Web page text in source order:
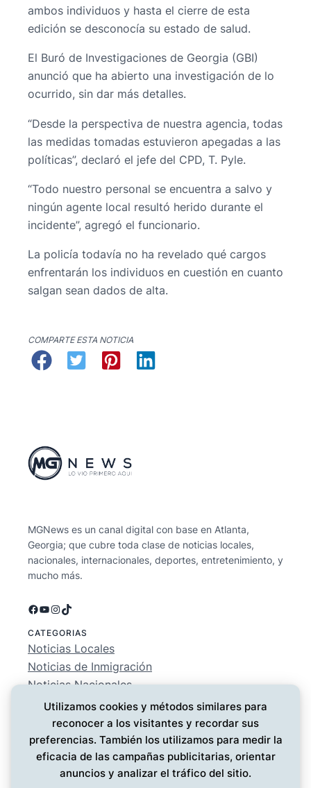
ambos individuos y hasta el cierre de esta
edición se desconocía su estado de salud.
El Buró de Investigaciones de Georgia (GBI)
anunció que ha abierto una investigación de lo
ocurrido, sin dar más detalles.
“Desde la perspectiva de nuestra agencia, todas
las medidas tomadas estuvieron apegadas a las
políticas”, declaró el jefe del CPD, T. Pyle.
“Todo nuestro personal se encuentra a salvo y
ningún agente local resultó herido durante el
incidente”, agregó el funcionario.
La policía todavía no ha revelado qué cargos
enfrentarán los individuos en cuestión en cuanto
salgan sean dados de alta.
COMPARTE ESTA NOTICIA
MGNews es un canal digital con base en Atlanta,
Georgia; que cubre toda clase de noticias locales,
nacionales, internacionales, deportes, entretenimiento, y
mucho más.
Facebook
YouTube
Instagram
TikTok
CATEGORIAS
Noticias Locales
Noticias de Inmigración
Noticias Nacionales
Deportes
Entretenimiento
EMPRESA
Conócenos
Política de Privacidad
Utilizamos cookies y métodos similares para
reconocer a los visitantes y recordar sus
preferencias. También los utilizamos para medir la
eficacia de las campañas publicitarias, orientar
anuncios y analizar el tráfico del sitio.